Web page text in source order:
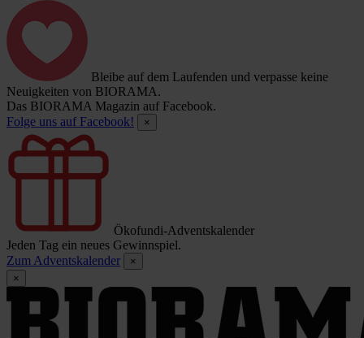
Bleibe auf dem Laufenden und verpasse keine
Neuigkeiten von BIORAMA.
Das BIORAMA Magazin auf Facebook.
Folge uns auf Facebook!
×
Ökofundi-Adventskalender
Jeden Tag ein neues Gewinnspiel.
Zum Adventskalender
×
×